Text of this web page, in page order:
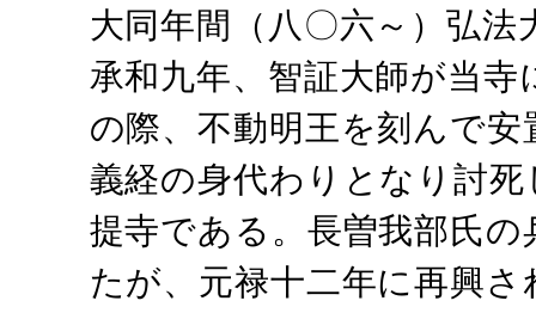
大同年間（八〇六～）弘法
承和九年、智証大師が当寺
の際、不動明王を刻んで安
義経の身代わりとなり討
提寺である。長曽我部氏
たが、元禄十二年に再興